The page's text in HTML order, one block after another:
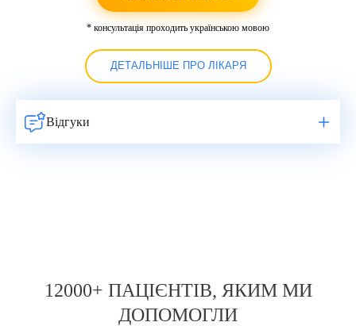
* консультація проходить українською мовою
ДЕТАЛЬНІШЕ ПРО ЛІКАРЯ
Відгуки
12000+ ПАЦІЄНТІВ, ЯКИМ МИ
ДОПОМОГЛИ